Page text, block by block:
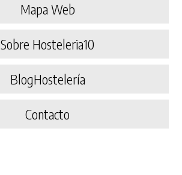
Mapa Web
Sobre Hosteleria10
BlogHostelería
Contacto